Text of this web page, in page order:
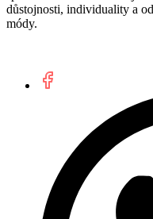
důstojnosti, individuality a
módy.